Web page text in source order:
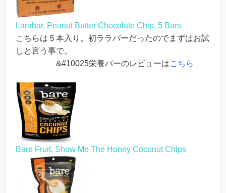
Larabar, Peanut Butter Chocolate Chip, 5 Bars
こちらは５本入り。初ララバーだったのでまずはお試
しと言う事で。
&#10025栄養バーのレビューはこちら
Bare Fruit, Show Me The Honey Coconut Chips